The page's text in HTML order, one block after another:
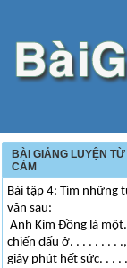
BÀI GIẢNG LUYỆN
CẢM
Bài tập 4: Tìm những
văn sau:
Anh Kim Đồng là một.
chiến đấu ở. . . . . . . .
giây phút hết sức. . . .